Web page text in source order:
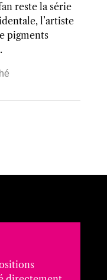
reste la série
l’artiste
pigments